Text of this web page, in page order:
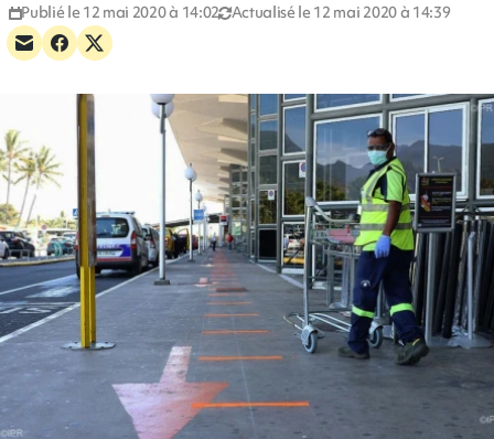
Publié le 12 mai 2020 à 14:02 Actualisé le 12 mai 2020 à 14:39